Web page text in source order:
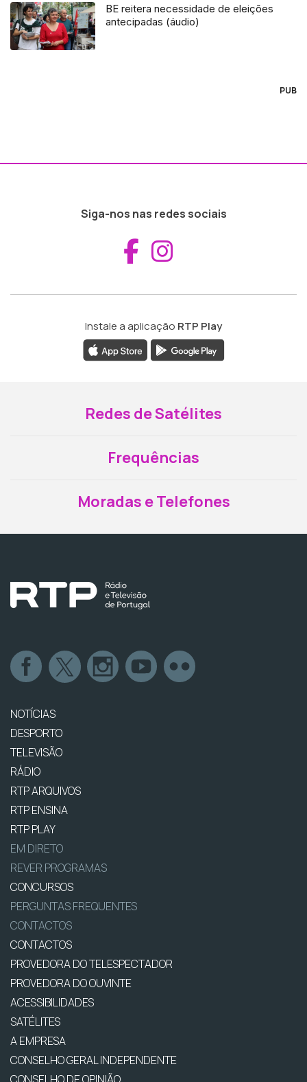
BE reitera necessidade de eleições
antecipadas (áudio)
PUB
Siga-nos nas redes sociais
Aceder ao
Instale a aplicação RTP Play
Redes de Satélites
Frequências
Moradas e Telefones
NOTÍCIAS
DESPORTO
TELEVISÃO
RÁDIO
RTP ARQUIVOS
RTP ENSINA
RTP PLAY
EM DIRETO
REVER PROGRAMAS
CONCURSOS
PERGUNTAS FREQUENTES
CONTACTOS
CONTACTOS
PROVEDORA DO TELESPECTADOR
PROVEDORA DO OUVINTE
ACESSIBILIDADES
SATÉLITES
A EMPRESA
CONSELHO GERAL INDEPENDENTE